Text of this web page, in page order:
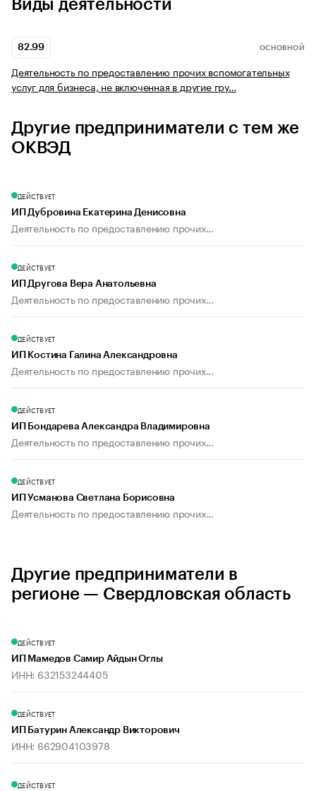
Виды деятельности
82.99 ОСНОВНОЙ
Деятельность по предоставлению прочих вспомогательных
услуг для бизнеса, не включенная в другие гру…
Другие предприниматели с тем же
ОКВЭД
ДЕЙСТВУЕТ
ИП Дубровина Екатерина Денисовна
Деятельность по предоставлению прочих...
ДЕЙСТВУЕТ
ИП Другова Вера Анатольевна
Деятельность по предоставлению прочих...
ДЕЙСТВУЕТ
ИП Костина Галина Александровна
Деятельность по предоставлению прочих...
ДЕЙСТВУЕТ
ИП Бондарева Александра Владимировна
Деятельность по предоставлению прочих...
ДЕЙСТВУЕТ
ИП Усманова Светлана Борисовна
Деятельность по предоставлению прочих...
Другие предприниматели в
регионе — Свердловская область
ДЕЙСТВУЕТ
ИП Мамедов Самир Айдын Оглы
ИНН: 632153244405
ДЕЙСТВУЕТ
ИП Батурин Александр Викторович
ИНН: 662904103978
ДЕЙСТВУЕТ